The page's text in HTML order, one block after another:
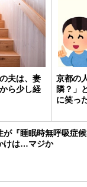
夫は、妻
ら少し経
京都の
隣？」
に笑っ
が『睡眠時無呼吸症
けは…マジか